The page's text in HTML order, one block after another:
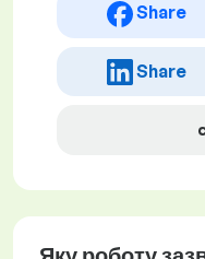
Share
Share